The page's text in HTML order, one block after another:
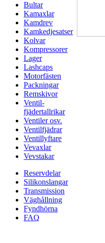
Bultar
Kamaxlar
Kamdrev
Kamkedjesatser
Kolvar
Kompressorer
Lager
Lashcaps
Motorfästen
Packningar
Remskivor
Ventil-
fjädertallrikar
Ventiler osv.
Ventilfjädrar
Ventillyftare
Vevaxlar
Vevstakar
Reservdelar
Silikonslangar
Transmission
Väghållning
Fyndhörna
FAQ